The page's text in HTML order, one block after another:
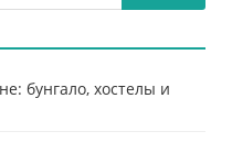
бунгало, хостелы и